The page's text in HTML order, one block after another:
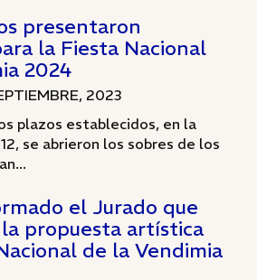
presentaron
la Fiesta Nacional
2024
2023
plazos establecidos, en la
se abrieron los sobres de los
el Jurado que
propuesta artística
de la Vendimia